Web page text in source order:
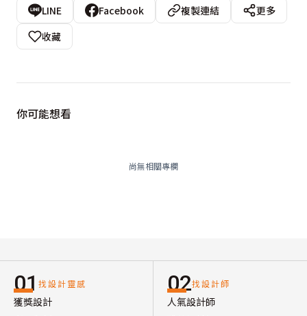
LINE Facebook 複製連結
更多
收藏
你可能想看
尚無相關專欄
01 找設計靈感
獲獎設計
02找設計師
人氣設計師